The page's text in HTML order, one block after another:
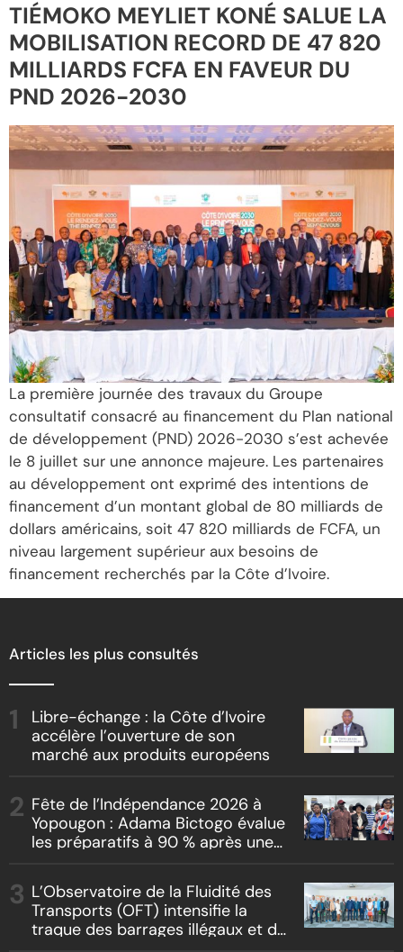
TIÉMOKO MEYLIET KONÉ SALUE LA
MOBILISATION RECORD DE 47 820
MILLIARDS FCFA EN FAVEUR DU
PND 2026-2030
La première journée des travaux du Groupe
consultatif consacré au financement du Plan national
de développement (PND) 2026-2030 s’est achevée
le 8 juillet sur une annonce majeure. Les partenaires
au développement ont exprimé des intentions de
financement d’un montant global de 80 milliards de
dollars américains, soit 47 820 milliards de FCFA, un
niveau largement supérieur aux besoins de
financement recherchés par la Côte d’Ivoire.
Articles les plus consultés
Libre-échange : la Côte d’Ivoire
accélère l’ouverture de son
marché aux produits européens
Fête de l’Indépendance 2026 à
Yopougon : Adama Bictogo évalue
les préparatifs à 90 % après une
L’Observatoire de la Fluidité des
Transports (OFT) intensifie la
traque des barrages illégaux et du